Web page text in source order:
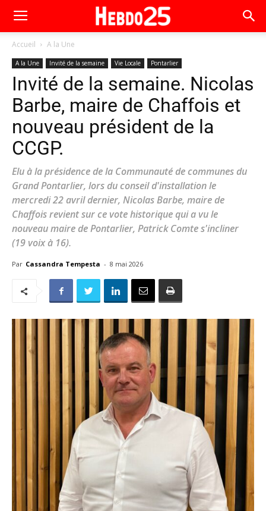
Accueil A la Une
A la Une Invité de la semaine Vie Locale Pontarlier
Invité de la semaine. Nicolas
Barbe, maire de Chaffois et
nouveau président de la
CCGP.
Elu à la présidence de la Communauté de communes du
Grand Pontarlier, lors du conseil d'installation le
mercredi 22 avril dernier, Nicolas Barbe, maire de
Chaffois revient sur ce vote historique qui a vu le
nouveau maire de Pontarlier, Patrick Comte s'incliner
(19 voix à 16).
Par Cassandra Tempesta - 8 mai 2026